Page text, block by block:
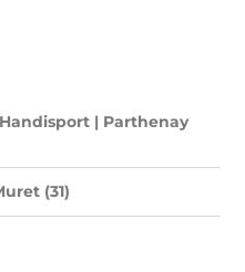
| Parthenay
(31)